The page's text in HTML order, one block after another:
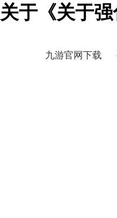
关于《关于
九游官网下载